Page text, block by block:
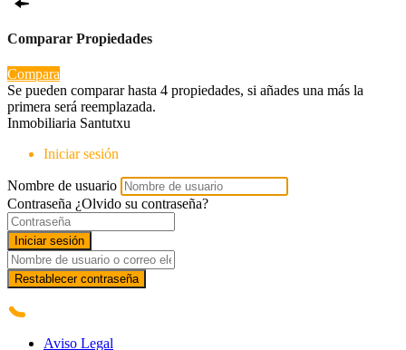
Comparar Propiedades
Compara
Se pueden comparar hasta 4 propiedades, si añades una más la
primera será reemplazada.
Inmobiliaria Santutxu
Iniciar sesión
Nombre de usuario
Contraseña ¿Olvido su contraseña?
Iniciar sesión
Restablecer contraseña
Aviso Legal